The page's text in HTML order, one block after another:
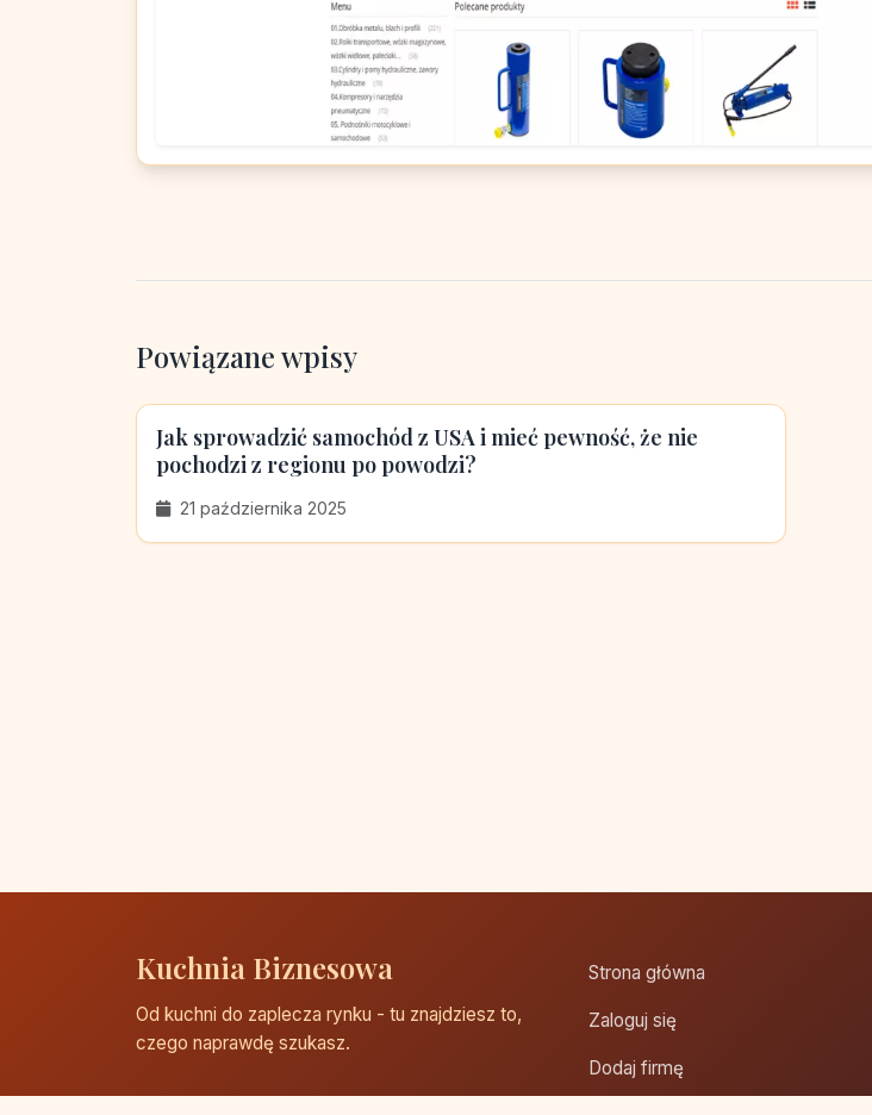
Powiązane wpisy
Jak sprowadzić samochód z USA i mieć pewność, że nie
pochodzi z regionu po powodzi?
21 października 2025
Kuchnia Biznesowa
Od kuchni do zaplecza rynku - tu znajdziesz to,
czego naprawdę szukasz.
Strona główna
Zaloguj się
Dodaj firmę